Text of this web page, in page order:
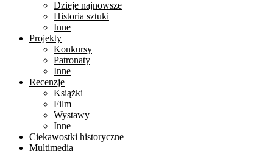
Dzieje najnowsze
Historia sztuki
Inne
Projekty
Konkursy
Patronaty
Inne
Recenzje
Książki
Film
Wystawy
Inne
Ciekawostki historyczne
Multimedia